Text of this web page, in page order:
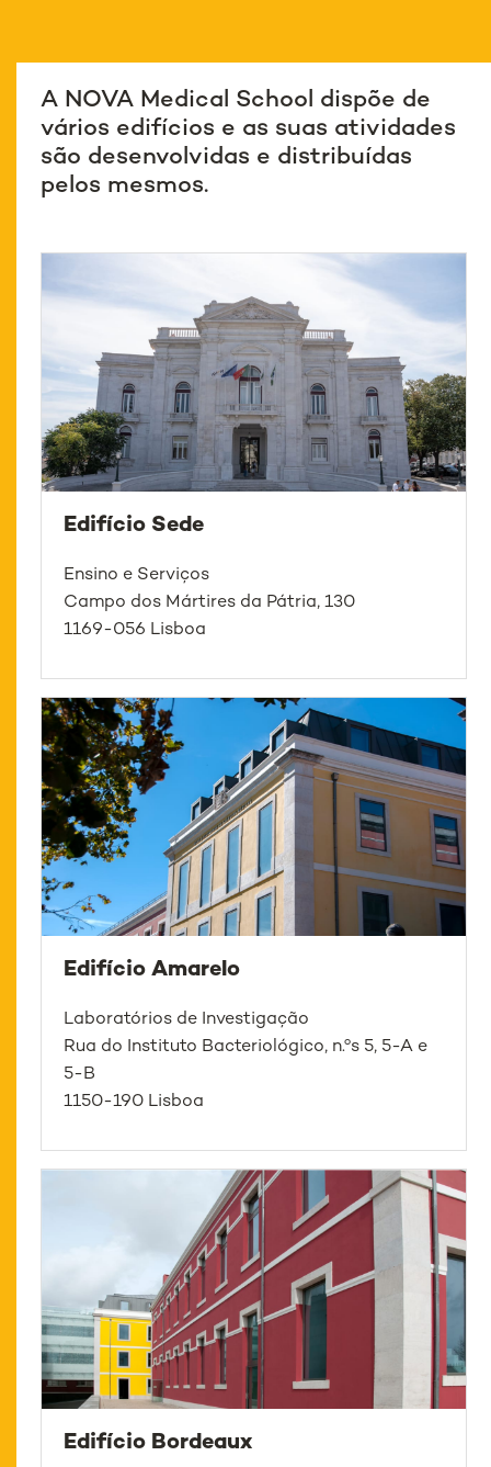
A NOVA Medical School dispõe de
vários edifícios e as suas atividades
são desenvolvidas e distribuídas
pelos mesmos.
Edifício Sede
Ensino e Serviços
Campo dos Mártires da Pátria, 130
1169-056 Lisboa
Edifício Amarelo
Laboratórios de Investigação
Rua do Instituto Bacteriológico, n.ºs 5, 5-A e
5-B
1150-190 Lisboa
Edifício Bordeaux